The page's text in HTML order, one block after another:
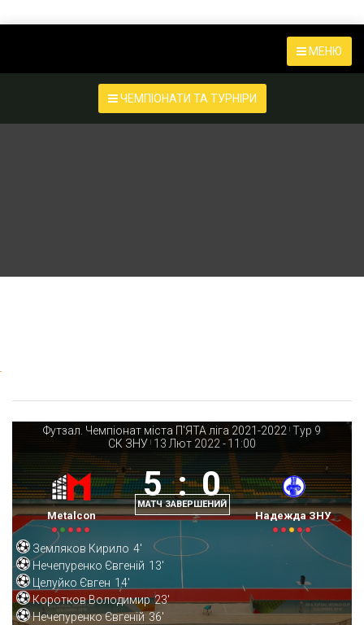
МЕНЮ
ЧЕМПІОНАТИ ТА ТУРНІРИ
Футзал. Чемпіонат міста П'ЯТА ліга 2021-2022 | Тур 9
СК ЗНУ | 13 Лют 2022 - 11:00
Metalcon
5 : 0
МАТЧ ЗАВЕРШЕНИЙ
Надежда ЗНУ
Земляков Кирило 4'
Нечепуренко Євгеній 13'
Целуйко Євген 14'
Коротков Володимир 23'
Нечепуренко Євгеній 36'